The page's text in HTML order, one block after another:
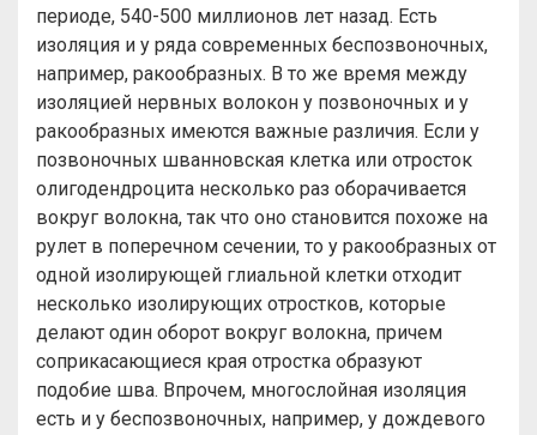
периоде, 540-500 миллионов лет назад. Есть
изоляция и у ряда современных беспозвоночных,
например, ракообразных. В то же время между
изоляцией нервных волокон у позвоночных и у
ракообразных имеются важные различия. Если у
позвоночных шванновская клетка или отросток
олигодендроцита несколько раз оборачивается
вокруг волокна, так что оно становится похоже на
рулет в поперечном сечении, то у ракообразных от
одной изолирующей глиальной клетки отходит
несколько изолирующих отростков, которые
делают один оборот вокруг волокна, причем
соприкасающиеся края отростка образуют
подобие шва. Впрочем, многослойная изоляция
есть и у беспозвоночных, например, у дождевого